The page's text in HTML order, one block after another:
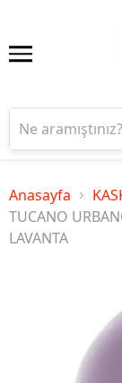
Anasayfa
TUCANO
LAVANTA